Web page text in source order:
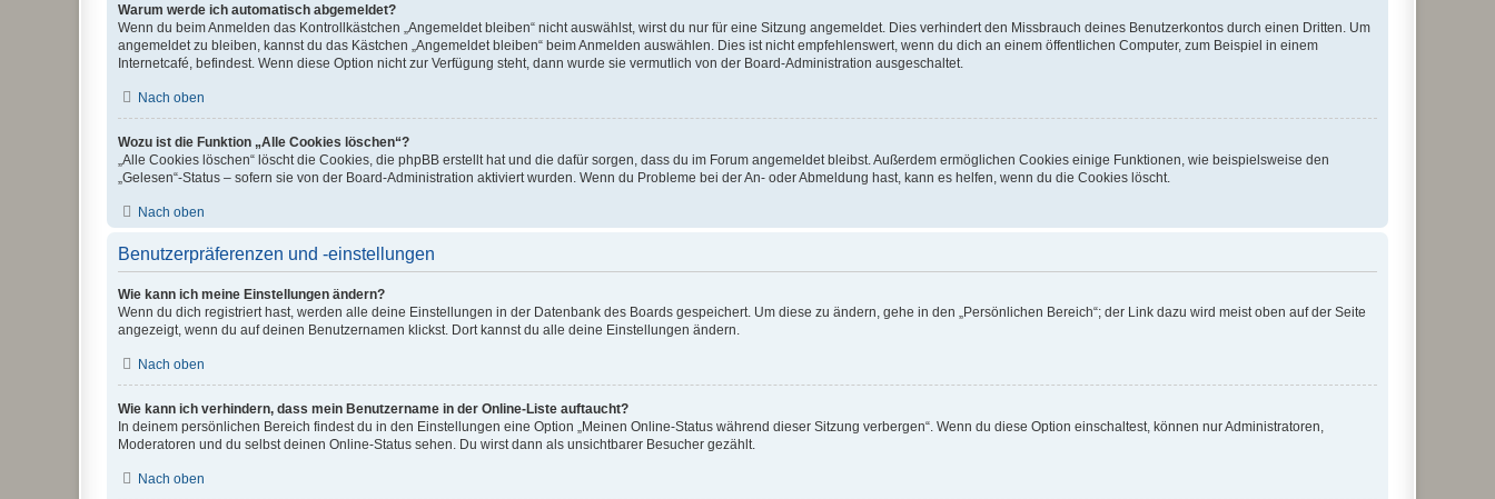
Warum werde ich automatisch abgemeldet?
Wenn du beim Anmelden das Kontrollkästchen „Angemeldet bleiben“ nicht auswählst, wirst du nur für eine Sitzung angemeldet. Dies verhindert den Missbrauch deines Benutzerkontos durch einen Dritten. Um
angemeldet zu bleiben, kannst du das Kästchen „Angemeldet bleiben“ beim Anmelden auswählen. Dies ist nicht empfehlenswert, wenn du dich an einem öffentlichen Computer, zum Beispiel in einem
Internetcafé, befindest. Wenn diese Option nicht zur Verfügung steht, dann wurde sie vermutlich von der Board-Administration ausgeschaltet.
Nach oben
Wozu ist die Funktion „Alle Cookies löschen“?
„Alle Cookies löschen“ löscht die Cookies, die phpBB erstellt hat und die dafür sorgen, dass du im Forum angemeldet bleibst. Außerdem ermöglichen Cookies einige Funktionen, wie beispielsweise den
„Gelesen“-Status – sofern sie von der Board-Administration aktiviert wurden. Wenn du Probleme bei der An- oder Abmeldung hast, kann es helfen, wenn du die Cookies löscht.
Nach oben
Benutzerpräferenzen und -einstellungen
Wie kann ich meine Einstellungen ändern?
Wenn du dich registriert hast, werden alle deine Einstellungen in der Datenbank des Boards gespeichert. Um diese zu ändern, gehe in den „Persönlichen Bereich“; der Link dazu wird meist oben auf der Seite
angezeigt, wenn du auf deinen Benutzernamen klickst. Dort kannst du alle deine Einstellungen ändern.
Nach oben
Wie kann ich verhindern, dass mein Benutzername in der Online-Liste auftaucht?
In deinem persönlichen Bereich findest du in den Einstellungen eine Option „Meinen Online-Status während dieser Sitzung verbergen“. Wenn du diese Option einschaltest, können nur Administratoren,
Moderatoren und du selbst deinen Online-Status sehen. Du wirst dann als unsichtbarer Besucher gezählt.
Nach oben